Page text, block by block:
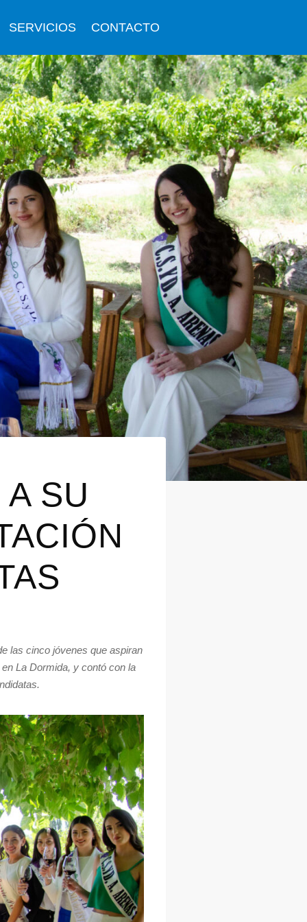
SERVICIOS CONTACTO
SU
las cinco jóvenes que aspiran
La Dormida, y contó con la